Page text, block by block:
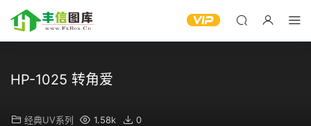
HP-1025 转角爱
经典UV系列 1.58k 0